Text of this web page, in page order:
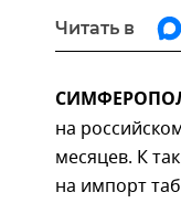
Читать в
на
месяцев. К
на импорт